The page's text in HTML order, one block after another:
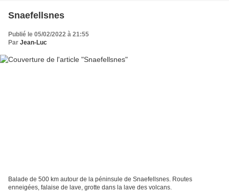
Snaefellsnes
Publié le 05/02/2022 à 21:55
Par Jean-Luc
Balade de 500 km autour de la péninsule de Snaefellsnes. Routes
enneigées, falaise de lave, grotte dans la lave des volcans.